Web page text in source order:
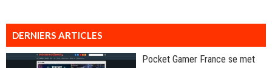
DERNIERS ARTICLES
Pocket Gamer France se met